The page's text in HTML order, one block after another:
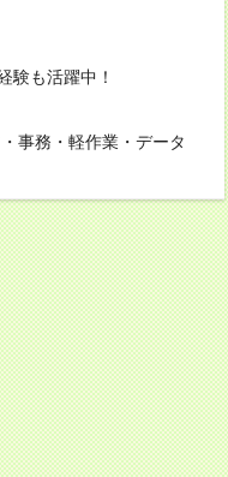
験も活躍中！
事務・軽作業・データ